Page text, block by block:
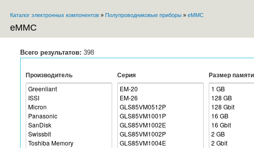
Вы здесь
Каталог электронных компонентов » Полупроводниковые приборы » eMMC
eMMC
Всего результатов: 398
Производитель Серия Размер памяти